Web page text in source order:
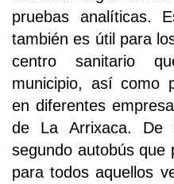
pruebas analíticas.
también es útil para
centro sanitario
municipio, así como
en diferentes
de La Arrixaca. De
segundo autobús que
para todos aquellos